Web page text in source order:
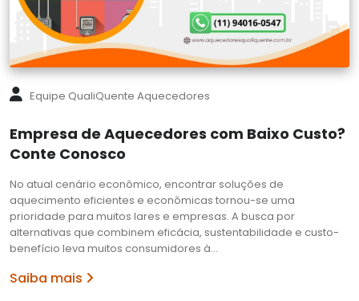
Equipe QualiQuente Aquecedores
Empresa de Aquecedores com Baixo Custo?
Conte Conosco
No atual cenário econômico, encontrar soluções de
aquecimento eficientes e econômicas tornou-se uma
prioridade para muitos lares e empresas. A busca por
alternativas que combinem eficácia, sustentabilidade e custo-
benefício leva muitos consumidores à…
Saiba mais